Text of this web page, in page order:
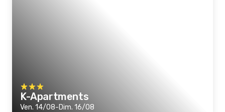
K-Apartments
Ven. 14/08-Dim. 16/08